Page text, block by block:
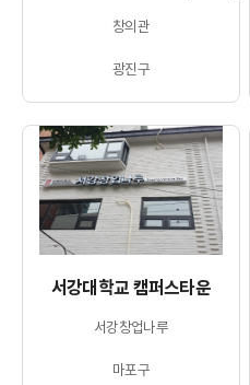
창의관
광진구
서강대학교 캠퍼스타운
서강창업나루
마포구